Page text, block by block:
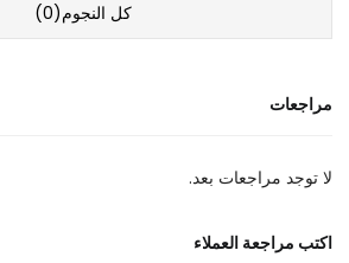
كل النجوم(0
)
مراجعات
لا توجد مراجعات بعد.
اكتب مراجعة العملاء